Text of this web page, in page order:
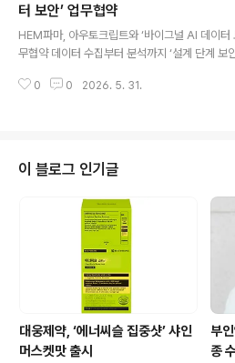
임상 대상군에 포함됐다 현재 선진국 EGFR 변이
시장은 아스트라제네카의 3세대 EGFR 저해제
(Tagrisso)가 사실상 표준치료로 자리잡고 있다.
운데, 타그리소 등장 이후 글로벌 선진국에서
폐암 naive(1차) 환자를 대상으로 임상이..
터 보안’ 업무협약
HEM파마, 아우토크립트와 ‘바이그널 AI 데이터
무협약 데이터 수집부터 분석까지 ‘설계 단계 보
AI 보안 전문기업 아우토크립트(대표 이석우, 김
분석 과정의 ‘설계 단계 보안(Security by
용하기 위해 협력에 나선다. 아우토크립트는 내부
(보안 점검 조직)의 검증 체계로 플랫폼 보안성
고, 데이터와 핵심 기술의 외부 유출을 차단하는
께 검토한다. HEM파마는 검증 결과를 개발에
0 0 2026. 5. 31.
이 블로그 인기글
대웅제약, ‘에너씨슬 집중샷’ 샤인
머스켓맛 출시
부
종